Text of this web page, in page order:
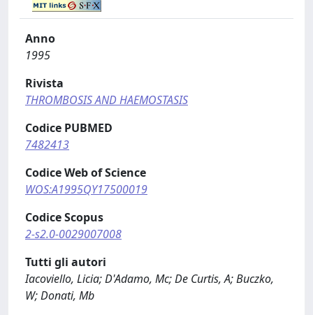
Anno
1995
Rivista
THROMBOSIS AND HAEMOSTASIS
Codice PUBMED
7482413
Codice Web of Science
WOS:A1995QY17500019
Codice Scopus
2-s2.0-0029007008
Tutti gli autori
Iacoviello, Licia; D'Adamo, Mc; De Curtis, A; Buczko,
W; Donati, Mb